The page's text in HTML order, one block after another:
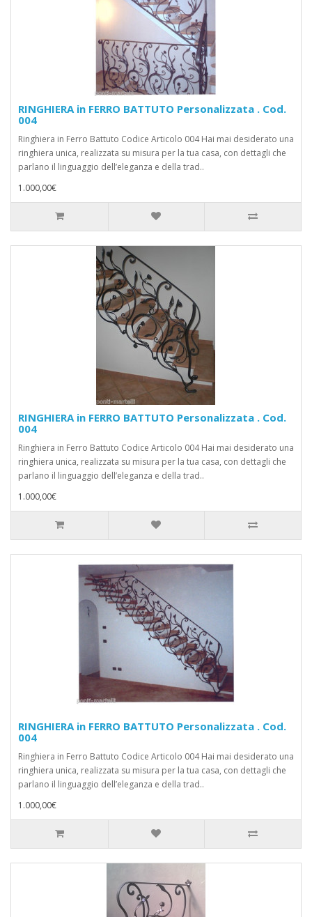
RINGHIERA in FERRO BATTUTO Personalizzata . Cod.
004
Ringhiera in Ferro Battuto Codice Articolo 004 Hai mai desiderato una
ringhiera unica, realizzata su misura per la tua casa, con dettagli che
parlano il linguaggio dell’eleganza e della trad..
1.000,00€
RINGHIERA in FERRO BATTUTO Personalizzata . Cod.
004
Ringhiera in Ferro Battuto Codice Articolo 004 Hai mai desiderato una
ringhiera unica, realizzata su misura per la tua casa, con dettagli che
parlano il linguaggio dell’eleganza e della trad..
1.000,00€
RINGHIERA in FERRO BATTUTO Personalizzata . Cod.
004
Ringhiera in Ferro Battuto Codice Articolo 004 Hai mai desiderato una
ringhiera unica, realizzata su misura per la tua casa, con dettagli che
parlano il linguaggio dell’eleganza e della trad..
1.000,00€